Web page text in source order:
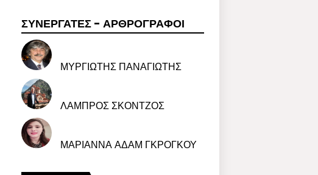
ΣΥΝΕΡΓΑΤΕΣ - ΑΡΘΡΟΓΡΑΦΟΙ
ΜΥΡΓΙΩΤΗΣ ΠΑΝΑΓΙΩΤΗΣ
ΛΑΜΠΡΟΣ ΣΚΟΝΤΖΟΣ
ΜΑΡΙΑΝΝΑ ΑΔΑΜ ΓΚΡΟΓΚΟΥ